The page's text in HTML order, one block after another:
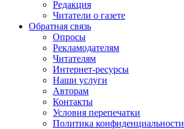
Редакция
Читатели о газете
Обратная связь
Опросы
Рекламодателям
Читателям
Интернет-ресурсы
Наши услуги
Авторам
Контакты
Условия перепечатки
Политика конфиденциальности